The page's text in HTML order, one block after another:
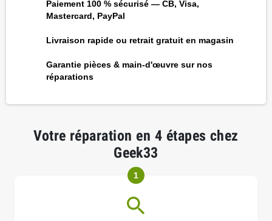
Paiement 100 % sécurisé — CB, Visa,
Mastercard, PayPal
Livraison rapide ou retrait gratuit en magasin
Garantie pièces & main-d'œuvre sur nos
réparations
Votre réparation en 4 étapes chez
Geek33
1